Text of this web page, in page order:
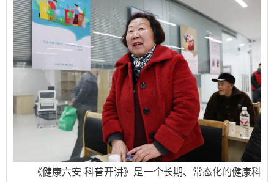
《健康六安·科普开讲》是一个长期、常态化的健康科